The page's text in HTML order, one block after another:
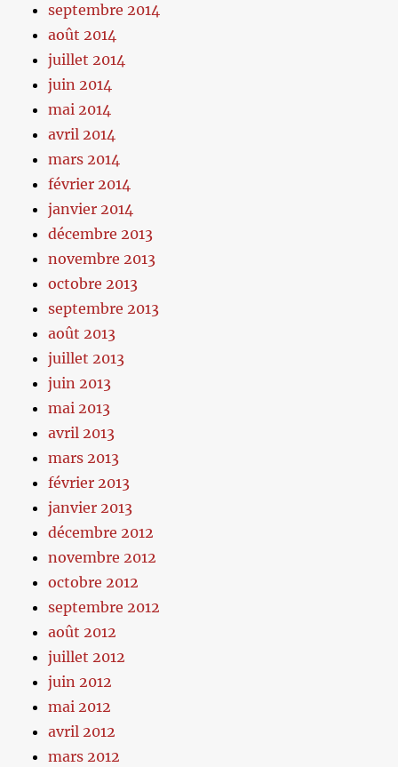
septembre 2014
août 2014
juillet 2014
juin 2014
mai 2014
avril 2014
mars 2014
février 2014
janvier 2014
décembre 2013
novembre 2013
octobre 2013
septembre 2013
août 2013
juillet 2013
juin 2013
mai 2013
avril 2013
mars 2013
février 2013
janvier 2013
décembre 2012
novembre 2012
octobre 2012
septembre 2012
août 2012
juillet 2012
juin 2012
mai 2012
avril 2012
mars 2012